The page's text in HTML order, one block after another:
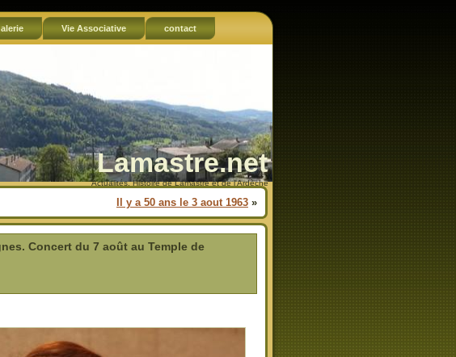
Vie Associative contact
Lamastre.net
Actualités, Histoire de Lamastre et de l'Ardèche
Il y a 50 ans le 3 aout 1963 »
Concert du 7 août au Temple de